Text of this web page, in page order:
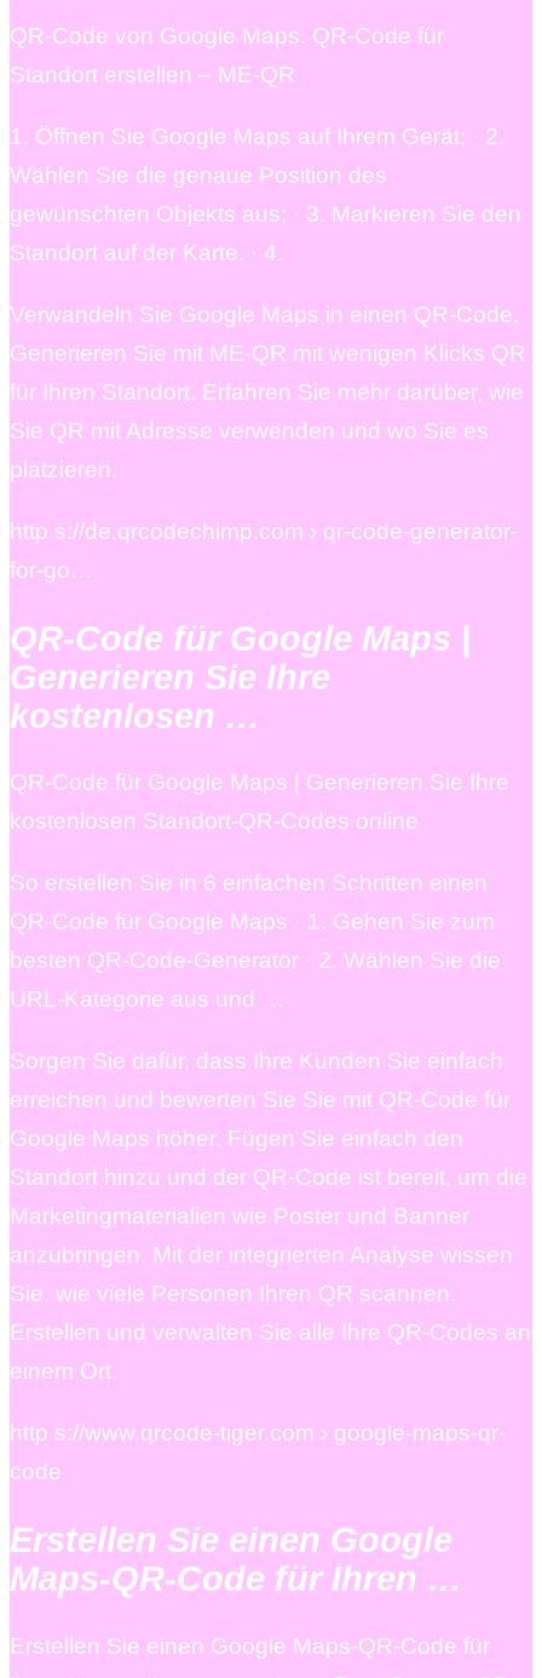
QR-Code von Google Maps. QR-Code für
Standort erstellen – ME-QR
1. Öffnen Sie Google Maps auf Ihrem Gerät; · 2.
Wählen Sie die genaue Position des
gewünschten Objekts aus; · 3. Markieren Sie den
Standort auf der Karte. · 4.
Verwandeln Sie Google Maps in einen QR-Code.
Generieren Sie mit ME-QR mit wenigen Klicks QR
für Ihren Standort. Erfahren Sie mehr darüber, wie
Sie QR mit Adresse verwenden und wo Sie es
platzieren.
http s://de.qrcodechimp.com › qr-code-generator-
for-go…
QR-Code für Google Maps |
Generieren Sie Ihre
kostenlosen …
QR-Code für Google Maps | Generieren Sie Ihre
kostenlosen Standort-QR-Codes online
So erstellen Sie in 6 einfachen Schritten einen
QR-Code für Google Maps · 1. Gehen Sie zum
besten QR-Code-Generator · 2. Wählen Sie die
URL-Kategorie aus und …
Sorgen Sie dafür, dass Ihre Kunden Sie einfach
erreichen und bewerten Sie Sie mit QR-Code für
Google Maps höher. Fügen Sie einfach den
Standort hinzu und der QR-Code ist bereit, um die
Marketingmaterialien wie Poster und Banner
anzubringen. Mit der integrierten Analyse wissen
Sie, wie viele Personen Ihren QR scannen.
Erstellen und verwalten Sie alle Ihre QR-Codes an
einem Ort.
http s://www.qrcode-tiger.com › google-maps-qr-
code
Erstellen Sie einen Google
Maps-QR-Code für Ihren …
Erstellen Sie einen Google Maps-QR-Code für